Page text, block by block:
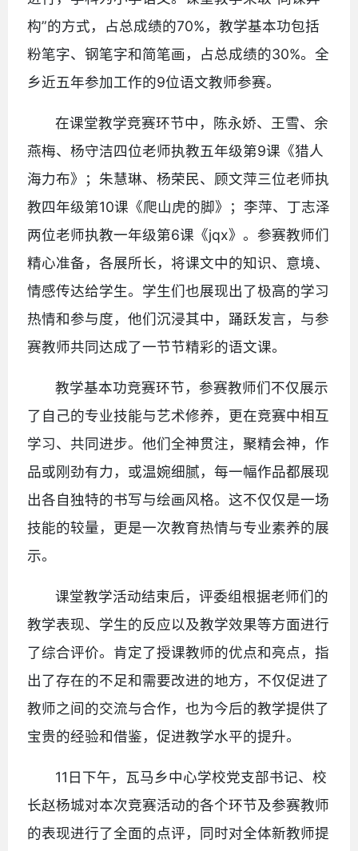
构”的方式，占总成绩的70%，教学基本功包括
粉笔字、钢笔字和简笔画，占总成绩的30%。全
乡近五年参加工作的9位语文教师参赛。
在课堂教学竞赛环节中，陈永娇、王雪、余
燕梅、杨守洁四位老师执教五年级第9课《猎人
海力布》；朱慧琳、杨荣民、顾文萍三位老师执
教四年级第10课《爬山虎的脚》；李萍、丁志泽
两位老师执教一年级第6课《jqx》。参赛教师们
精心准备，各展所长，将课文中的知识、意境、
情感传达给学生。学生们也展现出了极高的学习
热情和参与度，他们沉浸其中，踊跃发言，与参
赛教师共同达成了一节节精彩的语文课。
教学基本功竞赛环节，参赛教师们不仅展示
了自己的专业技能与艺术修养，更在竞赛中相互
学习、共同进步。他们全神贯注，聚精会神，作
品或刚劲有力，或温婉细腻，每一幅作品都展现
出各自独特的书写与绘画风格。这不仅仅是一场
技能的较量，更是一次教育热情与专业素养的展
示。
课堂教学活动结束后，评委组根据老师们的
教学表现、学生的反应以及教学效果等方面进行
了综合评价。肯定了授课教师的优点和亮点，指
出了存在的不足和需要改进的地方，不仅促进了
教师之间的交流与合作，也为今后的教学提供了
宝贵的经验和借鉴，促进教学水平的提升。
11日下午，瓦马乡中心学校党支部书记、校
长赵杨城对本次竞赛活动的各个环节及参赛教师
的表现进行了全面的点评，同时对全体新教师提